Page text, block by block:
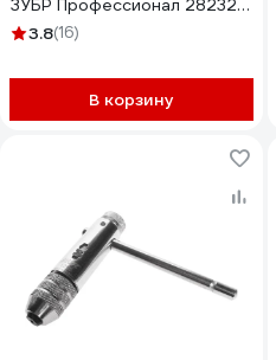
ЗУБР Профессионал 28232-
3 3.8(16)
В корзину